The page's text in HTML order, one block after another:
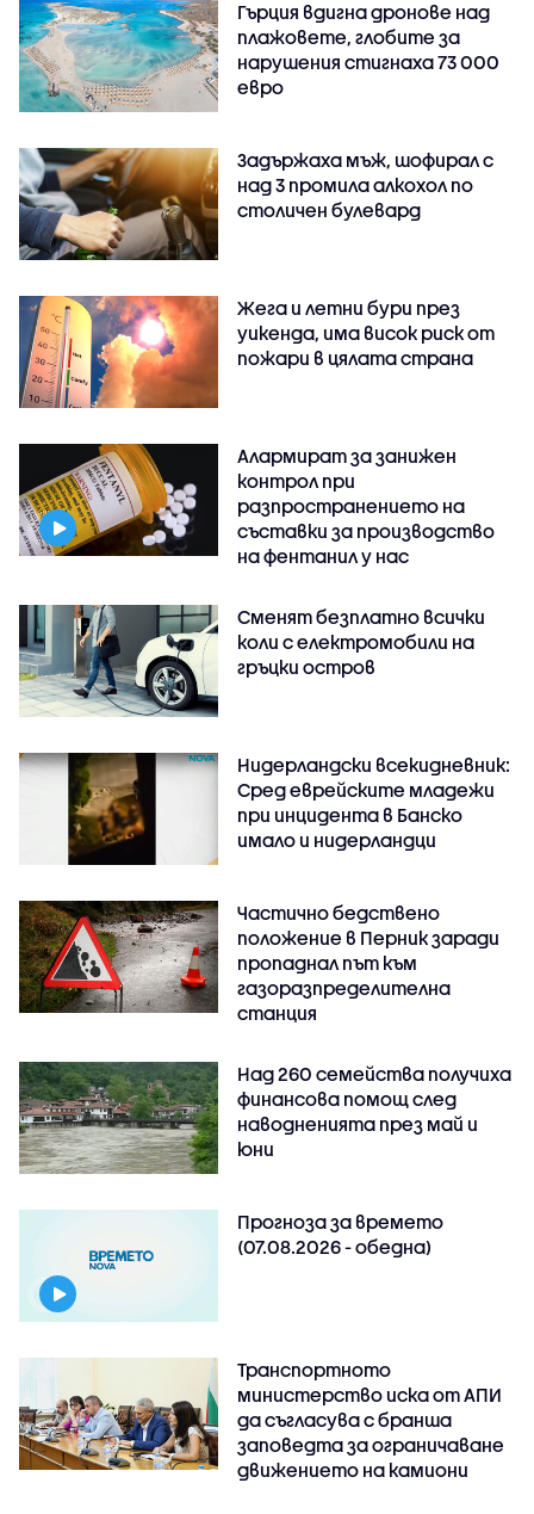
Гърция вдигна дронове над
плажовете, глобите за
нарушения стигнаха 73 000
евро
Задържаха мъж, шофирал с
над 3 промила алкохол по
столичен булевард
Жега и летни бури през
уикенда, има висок риск от
пожари в цялата страна
Алармират за занижен
контрол при
разпространението на
съставки за производство
на фентанил у нас
Сменят безплатно всички
коли с електромобили на
гръцки остров
Нидерландски всекидневник:
Сред еврейските младежи
при инцидента в Банско
имало и нидерландци
Частично бедствено
положение в Перник заради
пропаднал път към
газоразпределителна
станция
Над 260 семейства получиха
финансова помощ след
наводненията през май и
юни
Прогноза за времето
(07.08.2026 - обедна)
Транспортното
министерство иска от АПИ
да съгласува с бранша
заповедта за ограничаване
движението на камиони